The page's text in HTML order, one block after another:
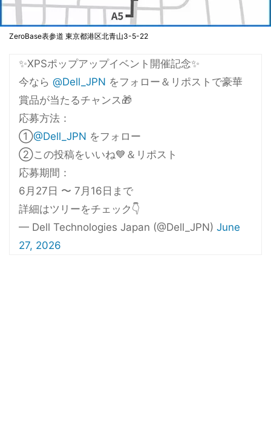
ZeroBase表参道 東京都港区北青山3-5-22
✨XPSポップアップイベント開催記念✨​
今なら @Dell_JPN をフォロー＆リポストで豪華
賞品が当たるチャンス🎁​
応募方法：​
①@Dell_JPN をフォロー​
②この投稿をいいね💙＆リポスト​
応募期間：​
6月27日 〜 7月16日まで​
詳細はツリーをチェック👇
— Dell Technologies Japan (@Dell_JPN) June
27, 2026